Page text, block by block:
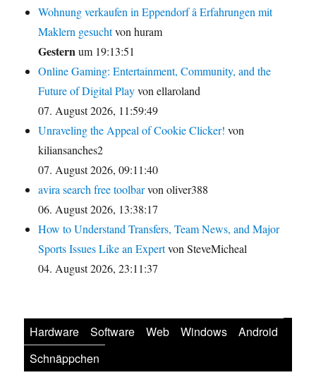
Wohnung verkaufen in Eppendorf â Erfahrungen mit
Maklern gesuchtvon huram
Gesternum 19:13:51
Online Gaming: Entertainment, Community, and the
Future of Digital Playvon ellaroland
07. August 2026, 11:59:49
Unraveling the Appeal of Cookie Clicker! von
kiliansanches2
07. August 2026, 09:11:40
avira search free toolbarvon oliver388
06. August 2026, 13:38:17
How to Understand Transfers, Team News, and Major
Sports Issues Like an Expertvon SteveMicheal
04. August 2026, 23:11:37
Hardware Software Web Windows
Android
Schnäppchen